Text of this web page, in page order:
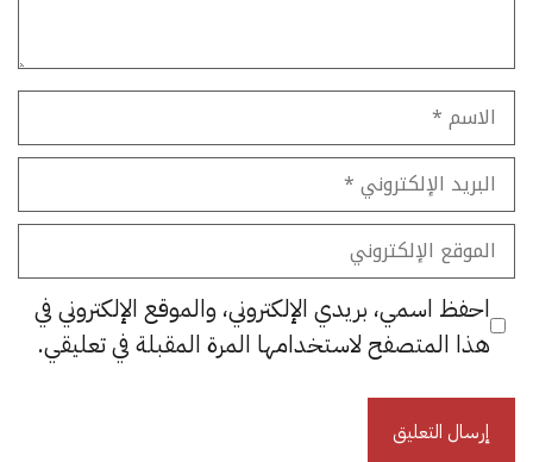
الاسم
البريد
الإلكتروني
الموقع
الإلكتروني
احفظ اسمي، بريدي الإلكتروني، والموقع الإلكتروني في
هذا المتصفح لاستخدامها المرة المقبلة في تعليقي.